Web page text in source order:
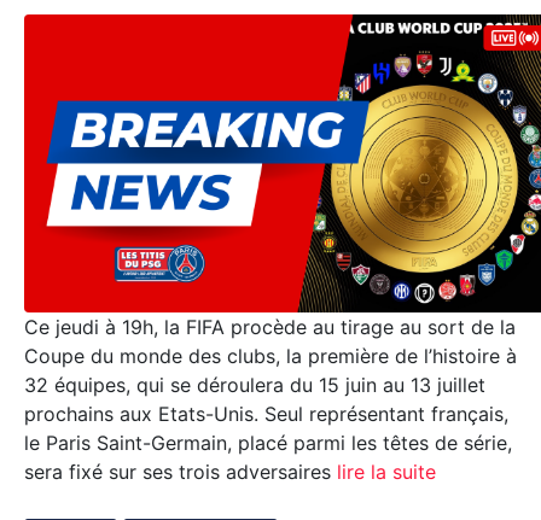
Ce jeudi à 19h, la FIFA procède au tirage au sort de la
Coupe du monde des clubs, la première de l’histoire à
32 équipes, qui se déroulera du 15 juin au 13 juillet
prochains aux Etats-Unis. Seul représentant français,
le Paris Saint-Germain, placé parmi les têtes de série,
sera fixé sur ses trois adversaires lire la suite